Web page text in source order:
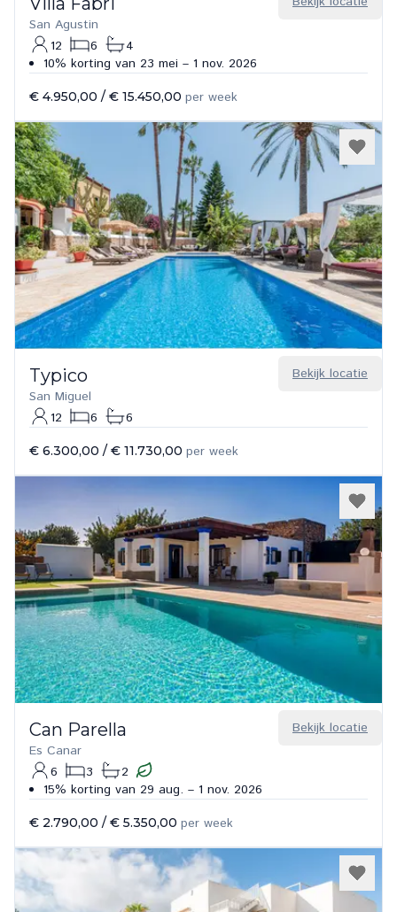
San Agustin
12
6
4
10% korting van 23 mei – 1 nov. 2026
€ 4.950,00 / € 15.450,00 per week
Bekijk locatie
Typico
San Miguel
12
6 6
€ 6.300,00 / € 11.730,00 per week
Bekijk locatie
Can Parella
Es Canar
6
3
2
15% korting van 29 aug. – 1 nov. 2026
€ 2.790,00 / € 5.350,00 per week